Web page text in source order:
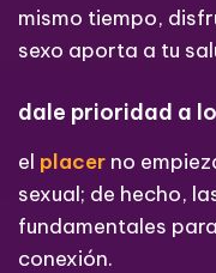
mismo tiempo,
sexo aporta a tu
dale prioridad a
el placer no
sexual; de hecho,
fundamentales
conexión.